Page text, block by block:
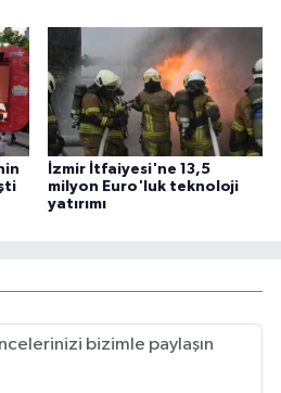
İzmir İtfaiyesi'ne 13,5
milyon Euro'luk teknoloji
yatırımı